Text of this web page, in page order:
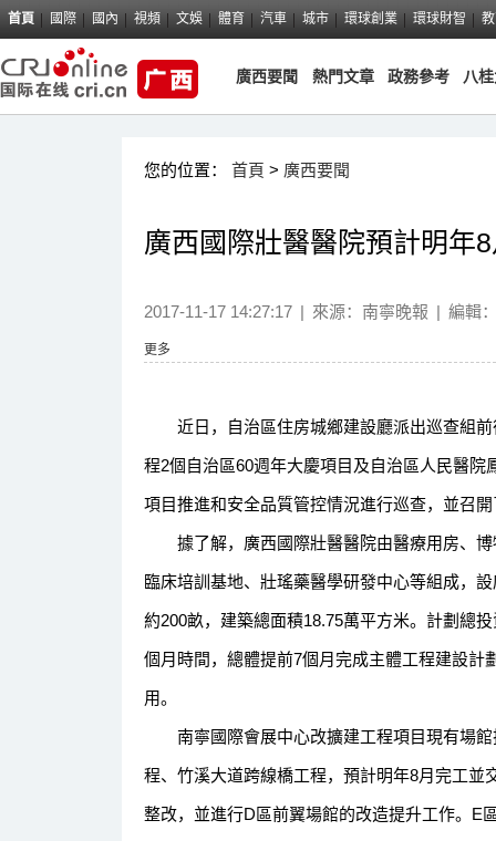
首頁 國際 國內 視頻 文娛 體育 汽車 城市 環球創業 環球財智
廣西要聞 熱門文章 政務參考 八
您的位置： 首頁 > 廣西要聞
廣西國際壯醫醫院預計明年
2017-11-17 14:27:17 | 來源： 南寧晚報 | 編輯
更多
近日，自治區住房城鄉建設廳派出巡查組前
程2個自治區60週年大慶項目及自治區人民醫
項目推進和安全品質管控情況進行巡查，並召
據了解，廣西國際壯醫醫院由醫療用房、博
臨床培訓基地、壯瑤藥醫學研發中心等組成，
約200畝，建築總面積18.75萬平方米。計劃總
個月時間，總體提前7個月完成主體工程建設計
用。
南寧國際會展中心改擴建工程項目現有場館
程、竹溪大道跨線橋工程，預計明年8月完工
整改，並進行D區前翼場館的改造提升工作。E